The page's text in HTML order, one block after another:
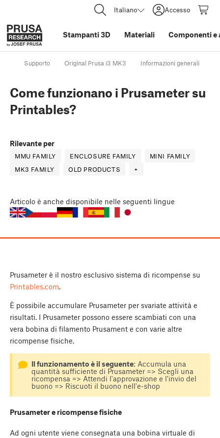
Italiano Accesso
Stampanti 3D Materiali Componenti e
Supporto Original Prusa i3 MK3 Informazioni generali
Come funzionano i Prusameter su
Printables?
Rilevante per
MMU FAMILY ENCLOSURE FAMILY
MINI FAMILY
MK3 FAMILY
OLD PRODUCTS +
Articolo è anche disponibile nelle seguenti lingue
Prusameter è il nostro esclusivo sistema di ricompense su
Printables.com.
È possibile accumulare Prusameter per svariate attività e
risultati. I Prusameter possono essere scambiati con una
vera bobina di filamento Prusament e con varie altre
ricompense fisiche.
Il funzionamento è il seguente: Accumula una
quantità sufficiente di Prusameter => Scegli una
ricompensa => Attendi l'approvazione e l'invio del
buono => Riscuoti il buono nell'e-shop
Prusameter e ricompense fisiche
Ad ogni utente viene consegnata una bobina virtuale di